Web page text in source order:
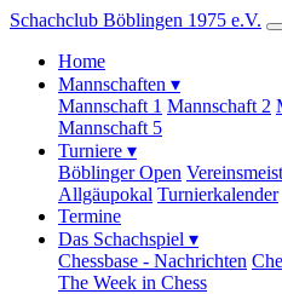
Schachclub Böblingen 1975 e.V.
Home
Mannschaften ▾
Mannschaft 1 Mannschaft 2
Mannschaft 5
Turniere ▾
Böblinger Open
Allgäupokal Turnierkalender
Termine
Das Schachspiel ▾
Chessbase - Nachrichten
The Week in Chess